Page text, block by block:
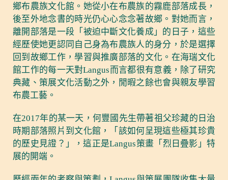
鄉布農族文化館。她從小在布農族的霧鹿部落成長，
後至外地念書的時光仍心心念念著故鄉。對她而言，
離開部落是一段「被迫中斷文化養成」的日子，這些
經歷使她更認同自己身為布農族人的身分，於是選擇
回到故鄉工作，學習與推廣部落的文化。在海瑞文化
館工作的每一天對Langus而言都很有意義，除了研究
典藏、策展文化活動之外，閒暇之餘也會與親友學習
布農工藝。
在2017年的某一天，何豐國先生帶著祖父珍藏的日治
時期部落照片到文化館，「該如何呈現這些極其珍貴
的歷史見證？」，這正是Langus策畫「烈日疊影」特
展的開端。